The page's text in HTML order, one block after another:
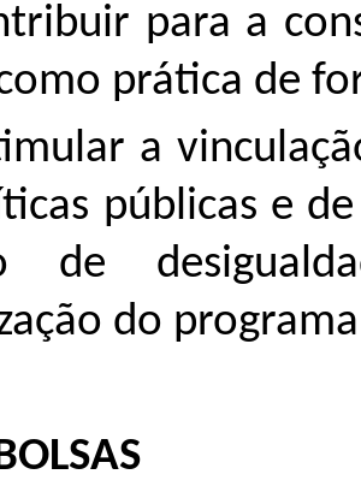
para a
prática de
a
públicas e
de
do